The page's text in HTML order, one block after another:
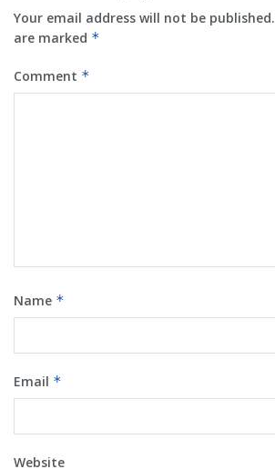
Your email address will not be published.
are marked *
Comment *
Name *
Email *
Website